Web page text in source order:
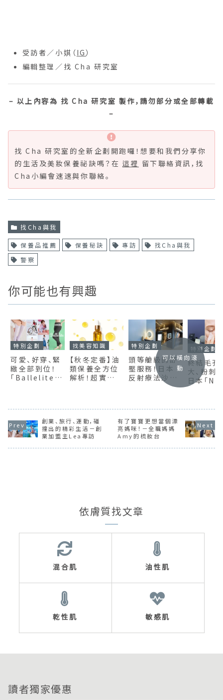
受訪者／小娸（IG）
編輯整理／找 Cha 研究室
– 以上內容為 找 Cha 研究室 製作，請勿部分或全部轉載
–
找 Cha 研究室的全新企劃開跑囉！想要和我們分享你
的生活及美妝保養祕訣嗎？在 這裡 留下聯絡資訊，找
Cha小編會速速與你聯絡。
找Cha與我
保養品推薦 保養秘訣 專訪
找Cha與我
警察
你可能也有興趣
特別企劃
可愛、好穿、緊
緻全部到位！
「Ballelite」
找美容知識
【秋冬定番】油
類保養全方位
解析！超實用「
特別企劃
頭等艙級的舒
壓服務！日本
反射療法沙龍
Queensway
特別企劃
終結毛孔
大、粉刺
日本「
系列6款
可以橫向滾
動
創業、旅行、運動，碰
撞出的精彩生活－創
業加盟主Lea專訪
有了寶寶更想當個漂
亮媽咪！－全職媽媽
Amy的梳妝台
依膚質找文章
混合肌 油性肌
乾性肌 敏感肌
讀者獨家優惠